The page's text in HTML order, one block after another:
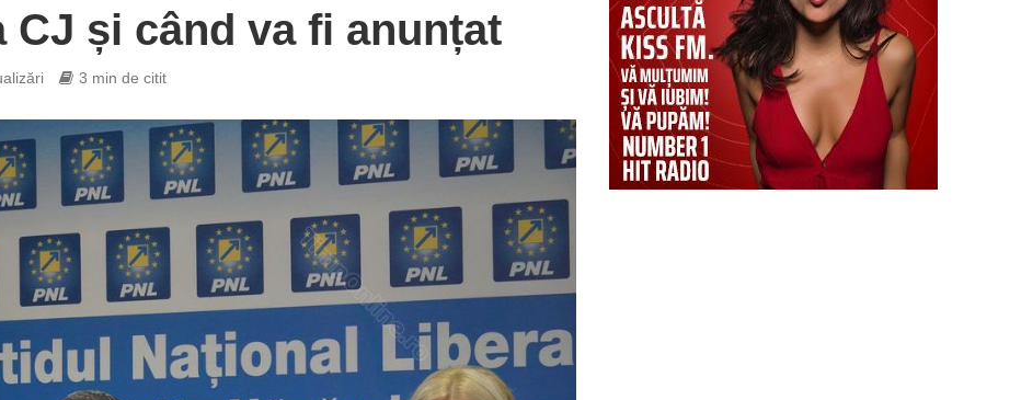
și când va fi anunțat
3 min de citit